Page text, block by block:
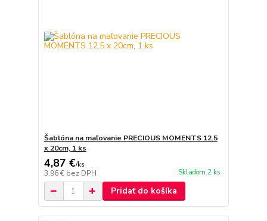
Šablóna na maľovanie PRECIOUS MOMENTS 12.5
x 20cm, 1 ks
4,87 €/ks
3,96 € bez DPH Skladom 2 ks
Pridať do košíka